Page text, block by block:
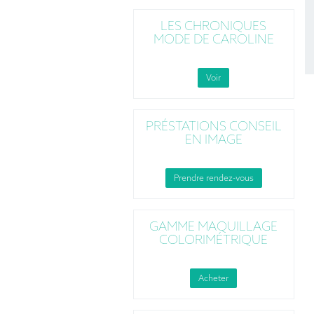
LES CHRONIQUES
MODE DE CAROLINE
Voir
PRÉSTATIONS CONSEIL
EN IMAGE
Prendre rendez-vous
GAMME MAQUILLAGE
COLORIMÉTRIQUE
Acheter